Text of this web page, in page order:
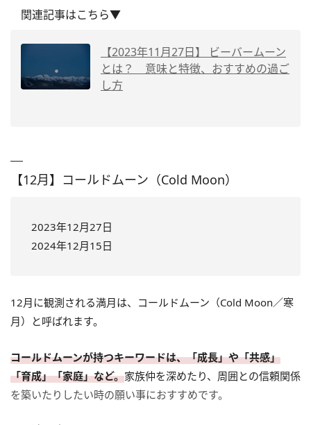
関連記事はこちら▼
【2023年11月27日】 ビーバームーン
とは？ 意味と特徴、おすすめの過ご
し方
【12月】コールドムーン（Cold Moon）
2023年12月27日
2024年12月15日
12月に観測される満月は、コールドムーン（Cold Moon／寒
月）と呼ばれます。
コールドムーンが持つキーワードは、「成長」や「共感」
「育成」「家庭」など。家族仲を深めたり、周囲との信頼関係
を築いたりしたい時の願い事におすすめです。